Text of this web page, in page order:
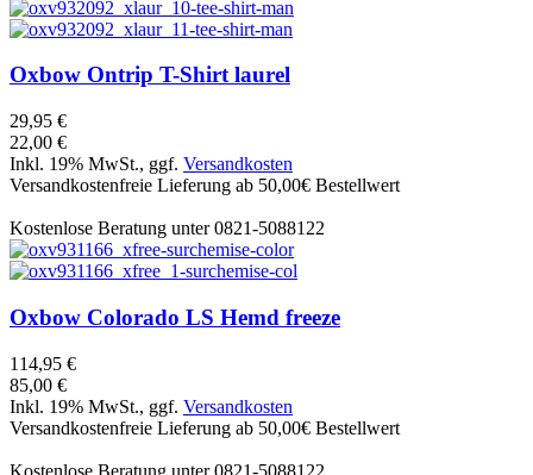
Oxbow Ontrip T-Shirt laurel
29,95 €
22,00 €
Inkl. 19% MwSt., ggf. Versandkosten
Versandkostenfreie Lieferung ab 50,00€ Bestellwert
Kostenlose Beratung unter 0821-5088122
Oxbow Colorado LS Hemd freeze
114,95 €
85,00 €
Inkl. 19% MwSt., ggf. Versandkosten
Versandkostenfreie Lieferung ab 50,00€ Bestellwert
Kostenlose Beratung unter 0821-5088122